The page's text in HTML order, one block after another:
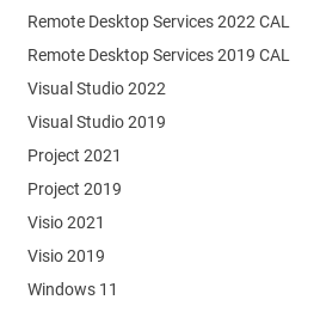
Remote Desktop Services 2022 CAL
Remote Desktop Services 2019 CAL
Visual Studio 2022
Visual Studio 2019
Project 2021
Project 2019
Visio 2021
Visio 2019
Windows 11